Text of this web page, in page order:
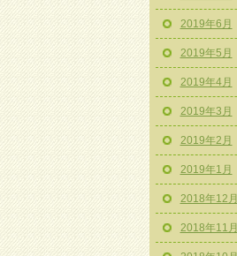
2019年6月
2019年5月
2019年4月
2019年3月
2019年2月
2019年1月
2018年12月
2018年11月